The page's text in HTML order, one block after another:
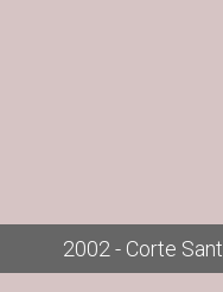
2002 - Corte